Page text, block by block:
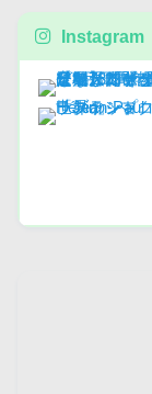
Instagram